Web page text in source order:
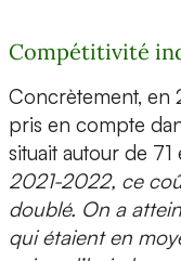
Compétitivité
Concrètement, en
pris en compte
situait autour de
2021-2022, ce
doublé. On a
qui étaient en